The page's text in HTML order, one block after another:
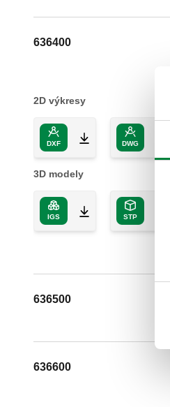
636400
2D výkresy
DXF DWG
3D modely
IGS STP
636500
636600